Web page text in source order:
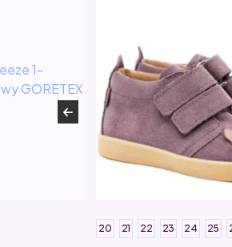
20 21 22 23 24 25